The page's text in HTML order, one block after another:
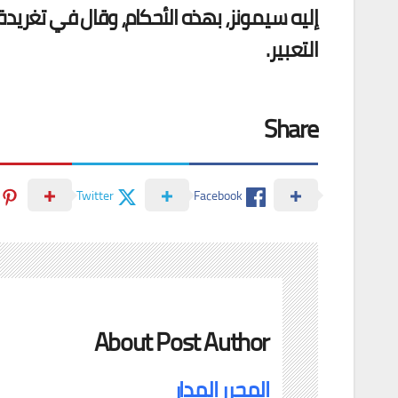
إليه سيمونز، بهذه الأحكام، وقال في
التعبير.
Share
Facebook
Twitter
About Post Author
المحرر المدار